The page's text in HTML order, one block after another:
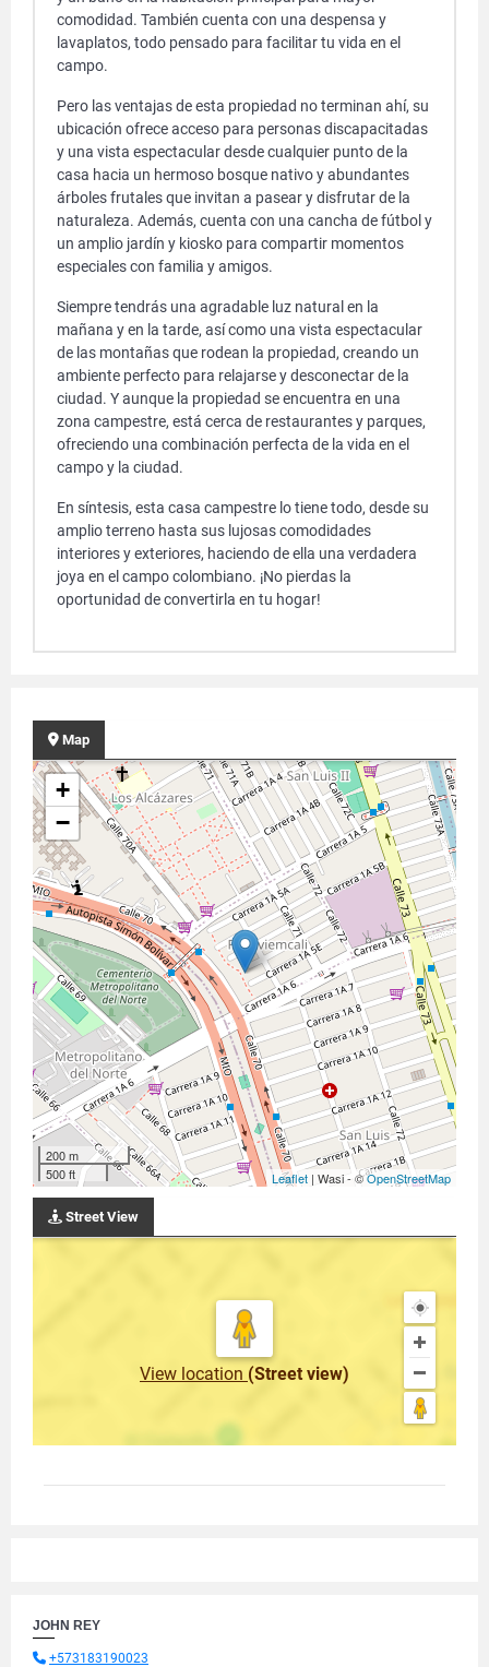
comodidad. También cuenta con una despensa y
lavaplatos, todo pensado para facilitar tu vida en el
campo.
Pero las ventajas de esta propiedad no terminan ahí, su
ubicación ofrece acceso para personas discapacitadas
y una vista espectacular desde cualquier punto de la
casa hacia un hermoso bosque nativo y abundantes
árboles frutales que invitan a pasear y disfrutar de la
naturaleza. Además, cuenta con una cancha de fútbol y
un amplio jardín y kiosko para compartir momentos
especiales con familia y amigos.
Siempre tendrás una agradable luz natural en la
mañana y en la tarde, así como una vista espectacular
de las montañas que rodean la propiedad, creando un
ambiente perfecto para relajarse y desconectar de la
ciudad. Y aunque la propiedad se encuentra en una
zona campestre, está cerca de restaurantes y parques,
ofreciendo una combinación perfecta de la vida en el
campo y la ciudad.
En síntesis, esta casa campestre lo tiene todo, desde su
amplio terreno hasta sus lujosas comodidades
interiores y exteriores, haciendo de ella una verdadera
joya en el campo colombiano. ¡No pierdas la
oportunidad de convertirla en tu hogar!
Map
+
−
200 m
500 ft
Leaflet | Wasi - ©OpenStreetMap
Street View
View location (Street view)
JOHN REY
+573183190023